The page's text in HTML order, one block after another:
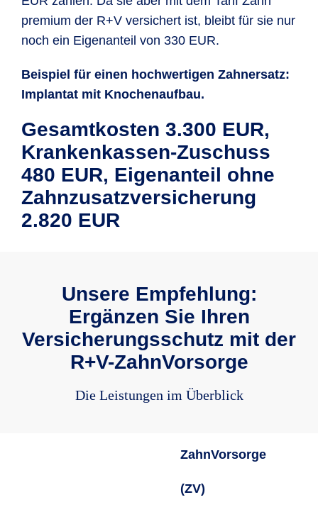
premium der R+V versichert ist, bleibt für sie nur
noch ein Eigen­anteil von 330 EUR.
Beispiel für einen hoch­wertigen Zahn­ersatz:
Implantat mit Knochen­aufbau.
Gesamtkosten 3.300 EUR,
Krankenkassen-Zuschuss
480 EUR, Eigenanteil ohne
Zahnzusatzversicherung
2.820 EUR
Unsere Empfehlung:
Ergänzen Sie Ihren
Versicherungsschutz mit der
R+V-ZahnVorsorge
Die Leistungen im Überblick
ZahnVorsorge
(ZV)